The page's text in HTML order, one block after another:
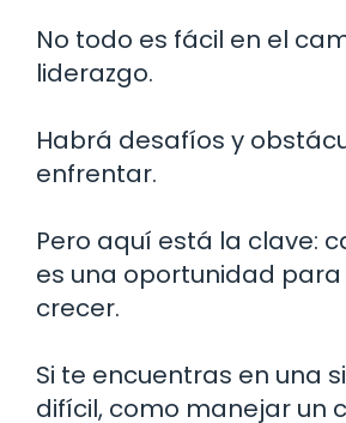
No todo es fácil en el
liderazgo.
Habrá desafíos y
enfrentar.
Pero aquí está la clave:
es una oportunidad
crecer.
Si te encuentras en una
difícil, como manejar un